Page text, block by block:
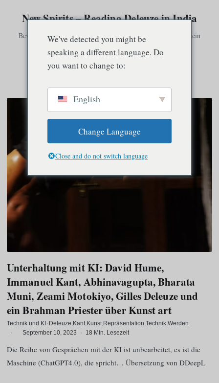
New Spirits – Reading Deleuze in India
Bewusstsein existiert nur in Verbindung mit anderem Bewusstsein
Speisekarte
Unterhaltung mit KI: David Hume,
Immanuel Kant, Abhinavagupta, Bharata
Muni, Zeami Motokiyo, Gilles Deleuze und
ein Brahman Priester über Kunst art
Technik und KI · Deleuze Kant Kunst Repräsentation Technik Werden
·
September 10, 2023 · 18 Min. Lesezeit
Die Reihe von Gesprächen mit der KI ist unbearbeitet, es ist die
Maschine (ChatGPT4.0), die spricht… Übersetzung von DDeepL
We've detected you might be
speaking a different language. Do
you want to change to:
English
Change Language
Close and do not switch language